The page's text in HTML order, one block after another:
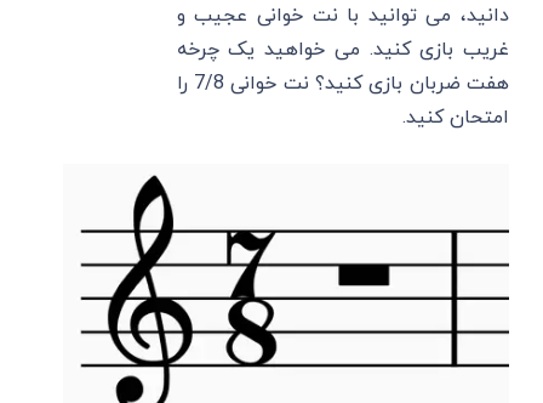
دانید، می توانید با نت خوانی عجیب و
غریب بازی کنید. می خواهید یک چرخه
هفت ضربان بازی کنید؟ نت خوانی 7/8 را
امتحان کنید.